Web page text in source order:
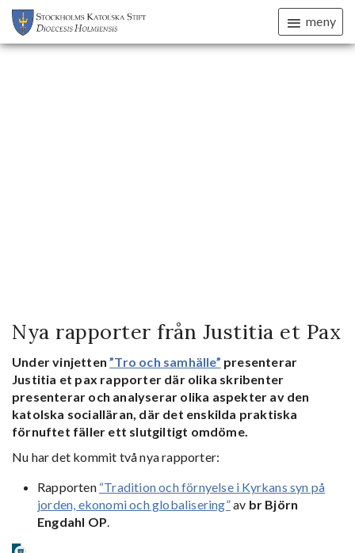
meny
Nya rapporter från Justitia et Pax
Under vinjetten”Tro och samhälle” presenterar
Justitia et pax rapporter där olika skribenter
presenterar och analyserar olika aspekter av den
katolska socialläran, där det enskilda praktiska
förnuftet fäller ett slutgiltigt omdöme.
Nu har det kommit två nya rapporter:
Rapporten “Tradition och förnyelse i Kyrkans syn på
jorden, ekonomi och globalisering”av br Björn
Engdahl OP.